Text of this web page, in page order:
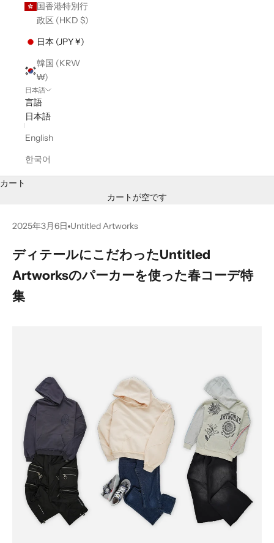
国香港特別行
政区 (HKD $)
日本 (JPY ¥)
韓国 (KRW
₩)
日本語
言語
日本語
English
한국어
カート
カートが空です
2025年3月6日 Untitled Artworks
ディテールにこだわったUntitled
Artworksのパーカーを使った春コーデ特
集